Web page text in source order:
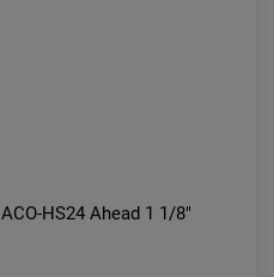
ACO-HS24 Ahead 1 1/8"